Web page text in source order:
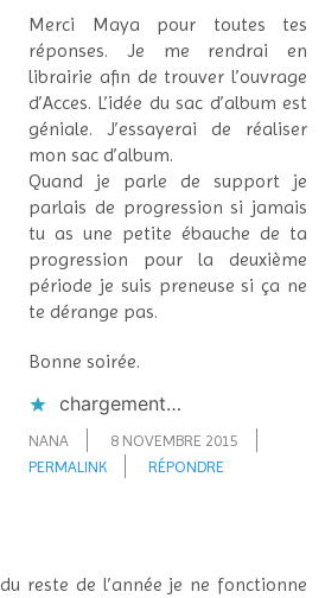
Merci Maya pour toutes tes
réponses. Je me rendrai en
librairie afin de trouver l’ouvrage
d’Acces. L’idée du sac d’album est
géniale. J’essayerai de réaliser
mon sac d’album.
Quand je parle de support je
parlais de progression si jamais
tu as une petite ébauche de ta
progression pour la deuxième
période je suis preneuse si ça ne
te dérange pas.
Bonne soirée.
chargement…
NANA
8 NOVEMBRE 2015
PERMALINK
RÉPONDRE
reste de l’année je ne fonctionne